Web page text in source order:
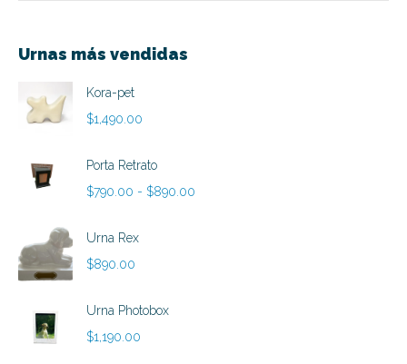
Urnas más vendidas
Kora-pet
$1,490.00
Porta Retrato
$790.00 - $890.00
Urna Rex
$890.00
Urna Photobox
$1,190.00